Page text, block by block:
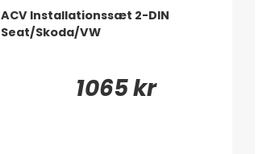
ACV Installationssæt 2-DIN
Seat/Skoda/VW
1065 kr